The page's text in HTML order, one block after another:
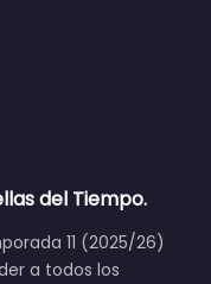
del Tiempo.
11 (2025/26)
a todos los